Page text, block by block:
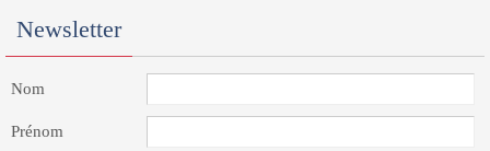
Newsletter
Nom
Prénom